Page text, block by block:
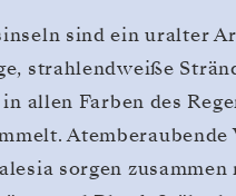
sind ein uralter
strahlendweiße
allen Farben des
sorgen